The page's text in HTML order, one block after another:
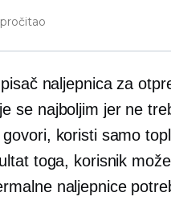
naljepnica za
se najboljim jer ne
koristi samo
toga, korisnik
naljepnice